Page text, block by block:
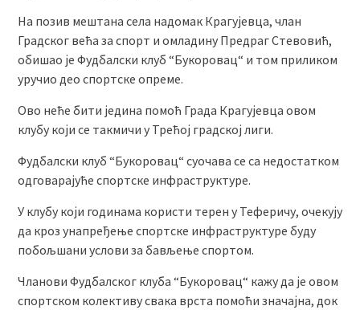
На позив мештана села надомак Крагујевца, члан
Градског већа за спорт и омладину Предраг Стевовић,
обишао је Фудбалски клуб “Букоровац“ и том приликом
уручио део спортске опреме.
Ово неће бити једина помоћ Града Крагујевца овом
клубу који се такмичи у Трећој градској лиги.
Фудбалски клуб “Букоровац“ суочава се са недостатком
одговарајуће спортске инфраструктуре.
У клубу који годинама користи терен у Теферичу, очекују
да кроз унапређење спортске инфраструктуре буду
побољшани услови за бављење спортом.
Чланови Фудбалског клуба “Букоровац“ кажу да је овом
спортском колективу свака врста помоћи значајна, док